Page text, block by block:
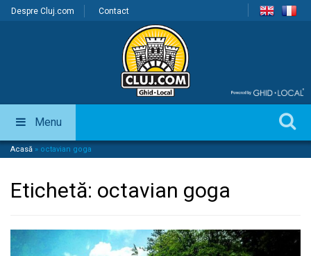
Despre Cluj.com Contact
Menu
Acasă » octavian goga
Etichetă: octavian goga